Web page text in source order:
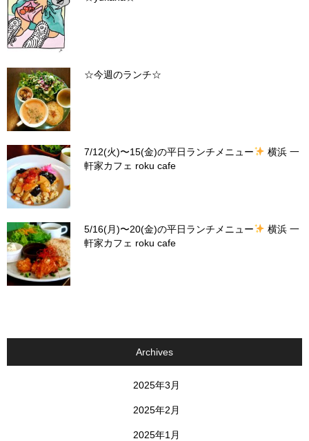
☆今週のランチ☆
7/12(火)〜15(金)の平日ランチメニュー
横浜 一
軒家カフェ roku cafe
5/16(月)〜20(金)の平日ランチメニュー
横浜 一
軒家カフェ roku cafe
Archives
2025年3月
2025年2月
2025年1月